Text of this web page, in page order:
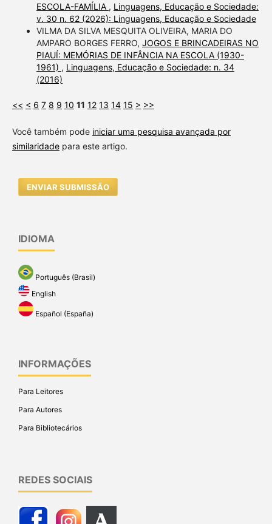
ESCOLA-FAMÍLIA , Linguagens, Educação e Sociedade:
v. 30 n. 62 (2026): Linguagens, Educação e Sociedade
VILMA DA SILVA MESQUITA OLIVEIRA, MARIA DO
AMPARO BORGES FERRO, JOGOS E BRINCADEIRAS NO
PIAUÍ: MEMÓRIAS DE INFÂNCIA NA ESCOLA (1930-
1961) , Linguagens, Educação e Sociedade: n. 34
(2016)
<< < 6 7 8 9 10 11 12 13 14 15 > >>
Você também pode iniciar uma pesquisa avançada por
similaridadepara este artigo.
ENVIAR SUBMISSÃO
IDIOMA
Português (Brasil)
English
Español (España)
INFORMAÇÕES
Para Leitores
Para Autores
Para Bibliotecários
REDES SOCIAIS